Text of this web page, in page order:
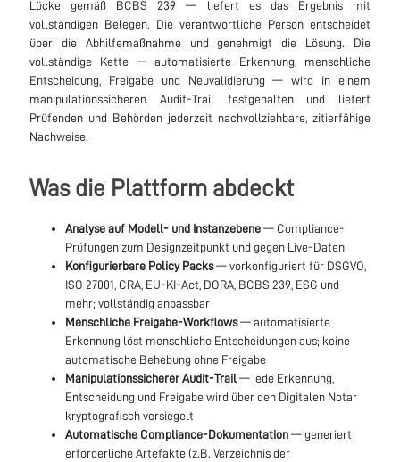
Lücke gemäß BCBS 239 — liefert es das Ergebnis mit
vollständigen Belegen. Die verantwortliche Person entscheidet
über die Abhilfemaßnahme und genehmigt die Lösung. Die
vollständige Kette — automatisierte Erkennung, menschliche
Entscheidung, Freigabe und Neuvalidierung — wird in einem
manipulationssicheren Audit-Trail festgehalten und liefert
Prüfenden und Behörden jederzeit nachvollziehbare, zitierfähige
Nachweise.
Was die Plattform abdeckt
Analyse auf Modell- und Instanzebene— Compliance-
Prüfungen zum Designzeitpunkt und gegen Live-Daten
Konfigurierbare Policy Packs— vorkonfiguriert für DSGVO,
ISO 27001, CRA, EU-KI-Act, DORA, BCBS 239, ESG und
mehr; vollständig anpassbar
Menschliche Freigabe-Workflows— automatisierte
Erkennung löst menschliche Entscheidungen aus; keine
automatische Behebung ohne Freigabe
Manipulationssicherer Audit-Trail— jede Erkennung,
Entscheidung und Freigabe wird über den Digitalen Notar
kryptografisch versiegelt
Automatische Compliance-Dokumentation— generiert
erforderliche Artefakte (z.B. Verzeichnis der